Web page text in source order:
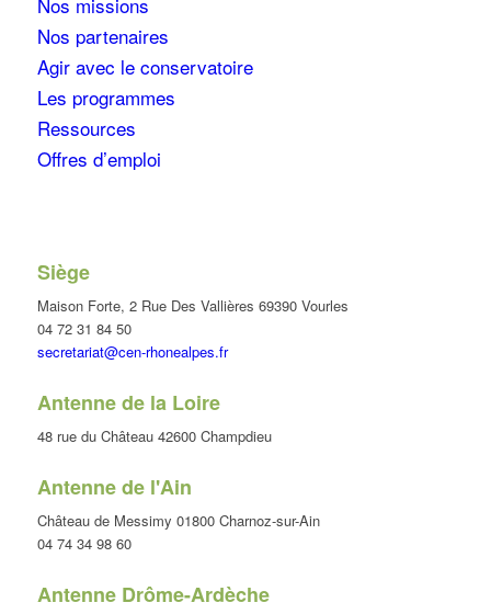
Nos partenaires
Agir avec le conservatoire
Les programmes
Ressources
Offres d’emploi
Siège
Maison Forte, 2 Rue Des Vallières 69390 Vourles
04 72 31 84 50
secretariat@cen-rhonealpes.fr
Antenne de la Loire
48 rue du Château 42600 Champdieu
Antenne de l'Ain
Château de Messimy 01800 Charnoz-sur-Ain
04 74 34 98 60
Antenne Drôme-Ardèche